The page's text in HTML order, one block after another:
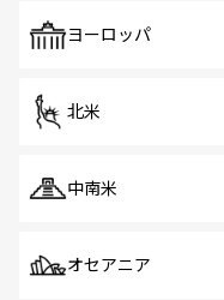
で、ホーカー
ヨーロッパ
北米
中南米
オセアニア